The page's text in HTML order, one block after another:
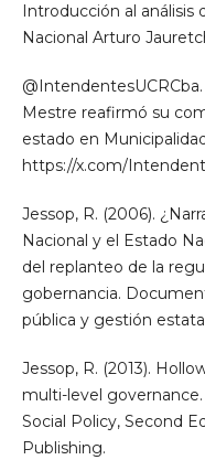
Introducción al análisis
Nacional Arturo
Mestre reafirmó su
estado en
https://x.com/
Jessop, R. (2006).
Nacional y el Estado
del replanteo de la
gobernancia.
pública y gestión
Jessop, R. (2013).
multi-level
Social Policy, Second
Publishing.